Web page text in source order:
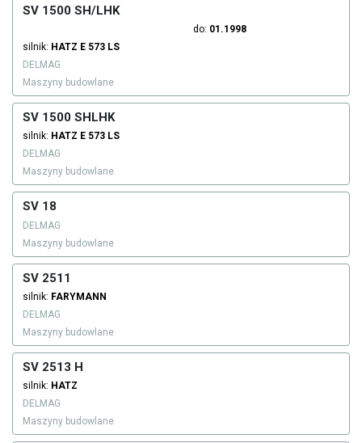
SV 1500 SH/LHK
do: 01.1998
silnik: HATZ E 573 LS
DELMAG
Maszyny budowlane
SV 1500 SHLHK
silnik: HATZ E 573 LS
DELMAG
Maszyny budowlane
SV 18
DELMAG
Maszyny budowlane
SV 2511
silnik: FARYMANN
DELMAG
Maszyny budowlane
SV 2513 H
silnik: HATZ
DELMAG
Maszyny budowlane